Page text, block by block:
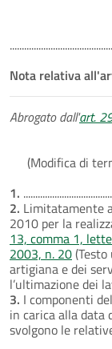
Nota relativa
Abrogato dall'art.
(Modifica di
1.
2. Limitatamente
2010 per la
13, comma 1,
2003, n. 20
artigiana e dei
l’ultimazione dei
3. I componenti
in carica alla data
svolgono le